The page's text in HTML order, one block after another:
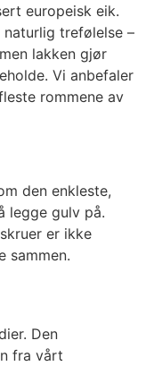
europeisk eik.
trefølelse –
lakken gjør
Vi anbefaler
rommene av
den enkleste,
legge gulv på.
er ikke
sammen.
Den
fra vårt